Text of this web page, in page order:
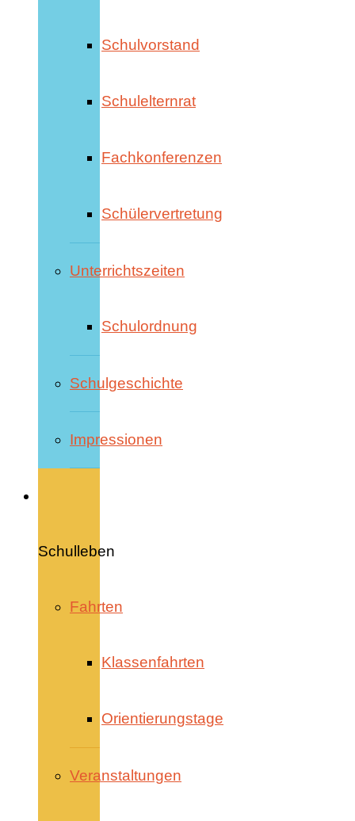
Schulvorstand
Schulelternrat
Fachkonferenzen
Schülervertretung
Unterrichtszeiten
Schulordnung
Schulgeschichte
Impressionen
Schulleben
Fahrten
Klassenfahrten
Orientierungstage
Veranstaltungen